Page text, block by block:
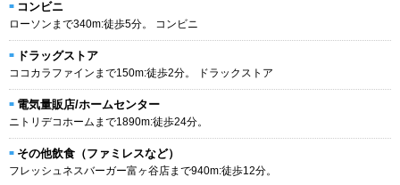
コンビニ
ローソンまで340m:徒歩5分。 コンビニ
ドラッグストア
ココカラファインまで150m:徒歩2分。 ドラックストア
電気量販店/ホームセンター
ニトリデコホームまで1890m:徒歩24分。
その他飲食（ファミレスなど）
フレッシュネスバーガー富ヶ谷店まで940m:徒歩12分。